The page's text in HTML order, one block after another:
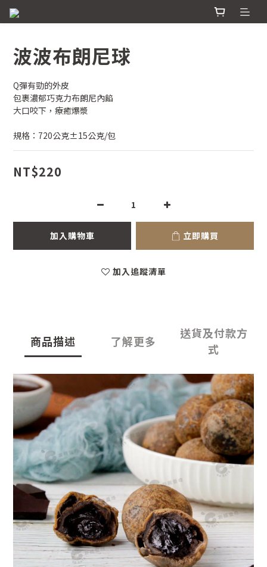
波波布朗尼球
Q彈有勁的外皮
包裹濃郁巧克力布朗尼內餡
大口咬下，療癒爆漿
規格：720公克±15公克/包
NT$220
加入購物車 立即購買
加入追蹤清單
商品描述 了解更多
送貨及付款方
式